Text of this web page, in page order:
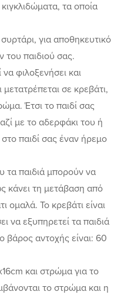
τα οποία
για αποθηκευτικό
του παιδιού σας.
φιλοξενήσει και
σε κρεβάτι,
Έτσι το παιδί σας
με το αδερφάκι του ή
παιδί σας έναν ήρεμο
τα παιδιά μπορούν να
κάνει τη μετάβαση από
ομαλά. Το κρεβάτι είναι
να εξυπηρετεί τα παιδιά
αντοχής είναι: 60
και στρώμα για το
το στρώμα και η